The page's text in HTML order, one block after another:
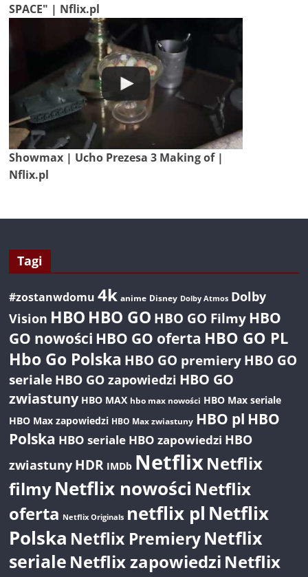
SPACE" | Nflix.pl
Showmax | Ucho Prezesa 3 Making of |
Nflix.pl
Tagi
#zostanwdomu 4k anime Disney Dolby Atmos Dolby
Vision HBO HBO GO HBO GO Filmy HBO
GO nowości HBO GO oferta HBO GO PL
Hbo Go Polska HBO GO premiery HBO GO
seriale HBO GO zapowiedzi HBO GO
zwiastuny HBO MAX hbo max nowości HBO Max seriale
HBO Max zapowiedzi HBO Max zwiastuny HBO pl HBO
Polska HBO seriale HBO zapowiedzi HBO
zwiastuny HDR IMDb NetflixNetflix
filmyNetflix nowości Netflix
oferta Netflix Originals netflix pl Netflix
Polska Netflix PremieryNetflix
seriale Netflix zapowiedzi Netflix